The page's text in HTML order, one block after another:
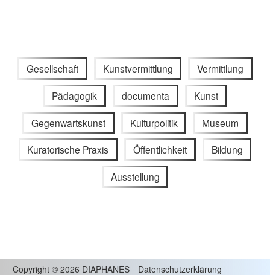
Gesellschaft Kunstvermittlung Vermittlung
Pädagogik documenta Kunst
Gegenwartskunst Kulturpolitik Museum
Kuratorische Praxis Öffentlichkeit Bildung
Ausstellung
Copyright © 2026 DIAPHANES Datenschutzerklärung